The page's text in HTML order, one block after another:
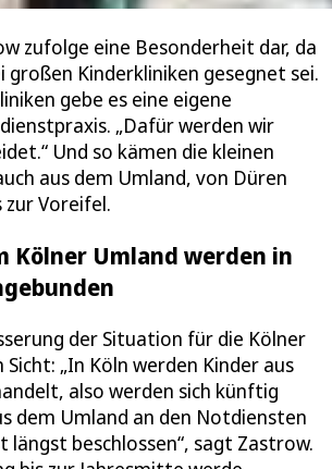
zufolge eine Besonderheit dar, da
Kinderkliniken gesegnet sei.
gebe es eine eigene
„Dafür werden wir
Und so kämen die kleinen
aus dem Umland, von Düren
zur Voreifel.
Kölner Umland werden in
der Situation für die Kölner
„In Köln werden Kinder aus
also werden sich künftig
dem Umland an den Notdiensten
längst beschlossen“, sagt Zastrow.